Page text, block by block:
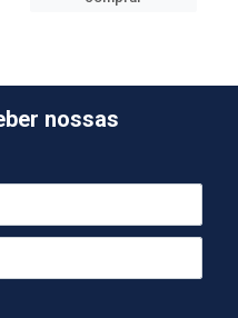
nossas